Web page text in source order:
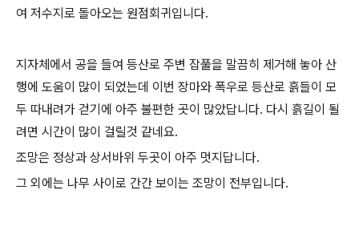
여 저수지로 돌아오는 원점회귀입니다.
지자체에서 공을 들여 등산로 주변 잡풀을 말끔히 제거해 놓아 산
행에 도움이 많이 되었는데 이번 장마와 폭우로 등산로 흙들이 모
두 따내려가 걷기에 아주 불편한 곳이 많았답니다. 다시 흙길이 될
려면 시간이 많이 걸릴것 같네요.
조망은 정상과 상서바위 두곳이 아주 멋지답니다.
그 외에는 나무 사이로 간간 보이는 조망이 전부입니다.